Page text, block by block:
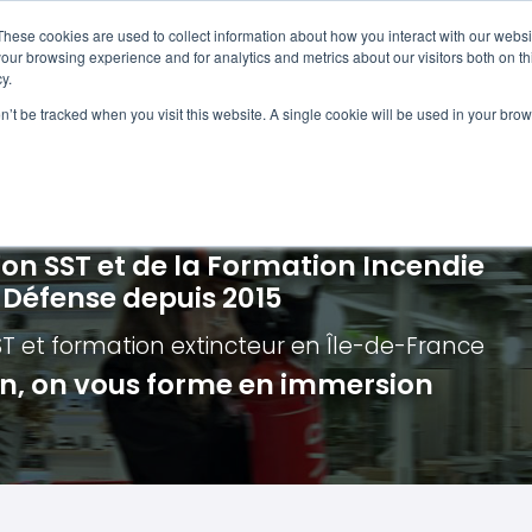
cookies are used to collect information about how you interact with our
browsing experience and for analytics and metrics about our visitors both on
be tracked when you visit this website. A single cookie will be used in your
incendie - Guide et Serre file
de première intervention
Extincteurs
en réalité augmentée
Évacuation établissements de
Évacuation secteur tertiaire
Évacuation secteur industriel
SST et de la Formation Incendie
depuis 2015
et formation extincteuren Île-de-France
on vous forme en immersion